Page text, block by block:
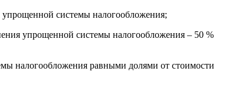
упрощенной системы налогообложения;
упрощенной системы налогообложения – 50 %
налогообложения равными долями от стоимости